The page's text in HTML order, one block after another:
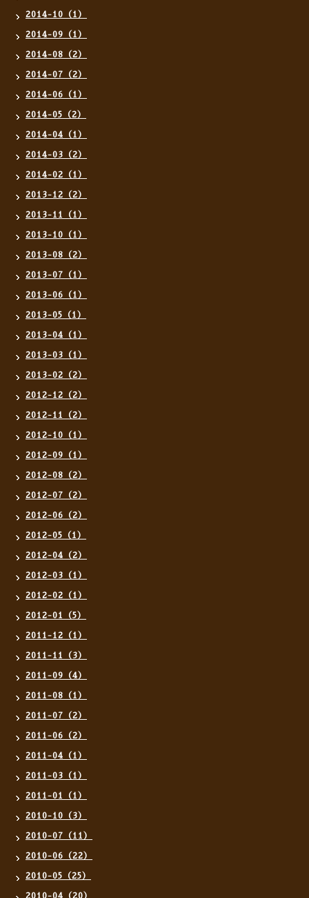
2014-10（1）
2014-09（1）
2014-08（2）
2014-07（2）
2014-06（1）
2014-05（2）
2014-04（1）
2014-03（2）
2014-02（1）
2013-12（2）
2013-11（1）
2013-10（1）
2013-08（2）
2013-07（1）
2013-06（1）
2013-05（1）
2013-04（1）
2013-03（1）
2013-02（2）
2012-12（2）
2012-11（2）
2012-10（1）
2012-09（1）
2012-08（2）
2012-07（2）
2012-06（2）
2012-05（1）
2012-04（2）
2012-03（1）
2012-02（1）
2012-01（5）
2011-12（1）
2011-11（3）
2011-09（4）
2011-08（1）
2011-07（2）
2011-06（2）
2011-04（1）
2011-03（1）
2011-01（1）
2010-10（3）
2010-07（11）
2010-06（22）
2010-05（25）
2010-04（20）